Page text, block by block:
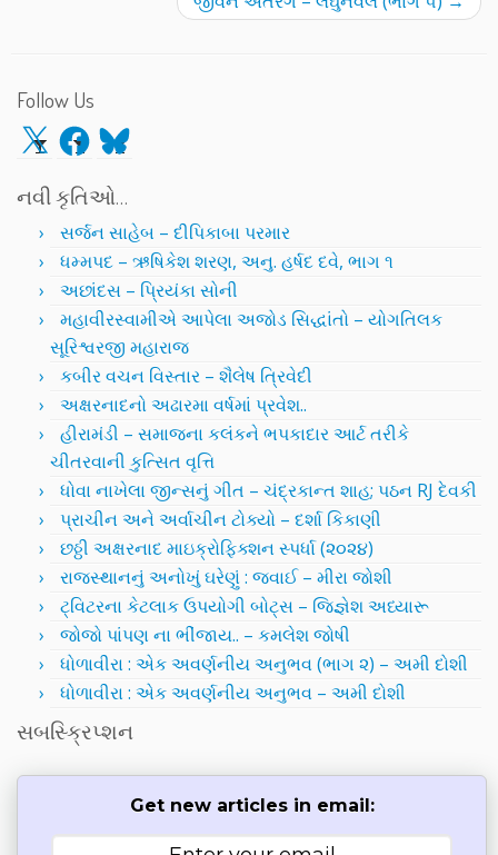
Follow Us
X Facebook
Bluesky
નવી કૃતિઓ…
સર્જન સાહેબ – દીપિકાબા પરમાર
ધમ્મપદ – ઋષિકેશ શરણ, અનુ. હર્ષદ દવે, ભાગ ૧
અછાંદસ – પ્રિયંકા સોની
મહાવીરસ્વામીએ આપેલા અજોડ સિદ્ધાંતો – યોગતિલક
સૂરિશ્વરજી મહારાજ
કબીર વચન વિસ્તાર – શૈલેષ ત્રિવેદી
અક્ષરનાદનો અઢારમા વર્ષમાં પ્રવેશ..
હીરામંડી – સમાજના કલંકને ભપકાદાર આર્ટ તરીકે
ચીતરવાની કુત્સિત વૃત્તિ
ધોવા નાખેલા જીન્સનું ગીત – ચંદ્રકાન્ત શાહ; પઠન RJ દેવકી
પ્રાચીન અને અર્વાચીન ટોક્યો – દર્શા કિકાણી
છઠ્ઠી અક્ષરનાદ માઇક્રોફિક્શન સ્પર્ધા (૨૦૨૪)
રાજસ્થાનનું અનોખું ઘરેણું : જવાઈ – મીરા જોશી
ટ્વિટરના કેટલાક ઉપયોગી બોટ્સ – જિજ્ઞેશ અધ્યારૂ
જોજો પાંપણ ના ભીંજાય.. – કમલેશ જોષી
ધોળાવીરા : એક અવર્ણનીય અનુભવ (ભાગ ૨) – અમી દોશી
ધોળાવીરા : એક અવર્ણનીય અનુભવ – અમી દોશી
સબસ્ક્રિપ્શન
Get new articles in email: